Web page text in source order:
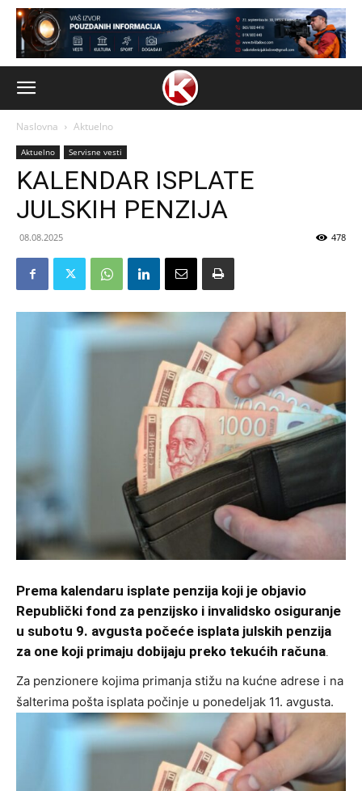
Naslovna Aktuelno
Aktuelno Servisne vesti
KALENDAR ISPLATE
JULSKIH PENZIJA
08.08.2025 478
Prema kalendaru isplate penzija koji je objavio
Republički fond za penzijsko i invalidsko osiguranje
u subotu 9. avgusta počeće isplata julskih penzija
za one koji primaju dobijaju preko tekućih računa.
Za penzionere kojima primanja stižu na kućne adrese i na
šalterima pošta isplata počinje u ponedeljak 11. avgusta.